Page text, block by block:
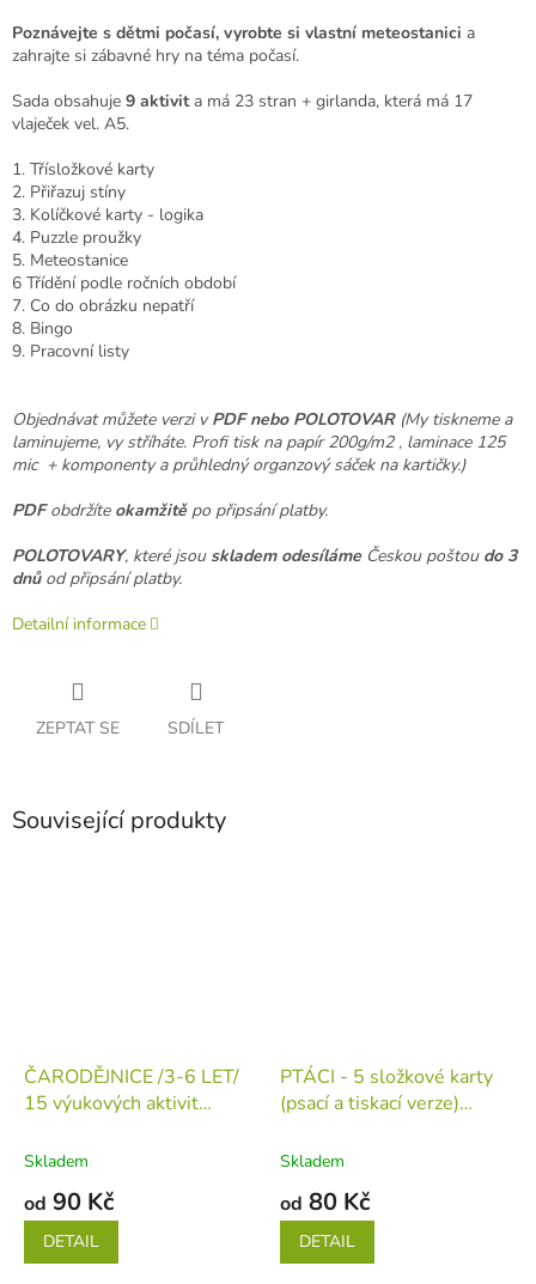
Poznávejte s dětmi počasí, vyrobte si vlastní meteostanici a
zahrajte si zábavné hry na téma počasí.
Sada obsahuje 9 aktivita má 23 stran + girlanda, která má 17
vlaječek vel. A5.
1. Třísložkové karty
2. Přiřazuj stíny
3. Kolíčkové karty - logika
4. Puzzle proužky
5. Meteostanice
6 Třídění podle ročních období
7. Co do obrázku nepatří
8. Bingo
9. Pracovní listy
Objednávat můžete verzi vPDF nebo POLOTOVAR (My tiskneme a
laminujeme, vy stříháte. Profi tisk na papír 200g/m2 , laminace 125
mic + komponenty a průhledný organzový sáček na kartičky.)
PDFobdržíteokamžitěpo připsání platby.
POLOTOVARY, které jsou skladem odesíláme Českou poštoudo 3
dnůod připsání platby.
Detailní informace
ZEPTAT SE SDÍLET
Související produkty
ČARODĚJNICE /3-6 LET/
15 výukových aktivit
listech)
Skladem
od 90 Kč
DETAIL
PTÁCI - 5 složkové karty
(psací a tiskací verze)
listech)
Skladem
od 80 Kč
DETAIL